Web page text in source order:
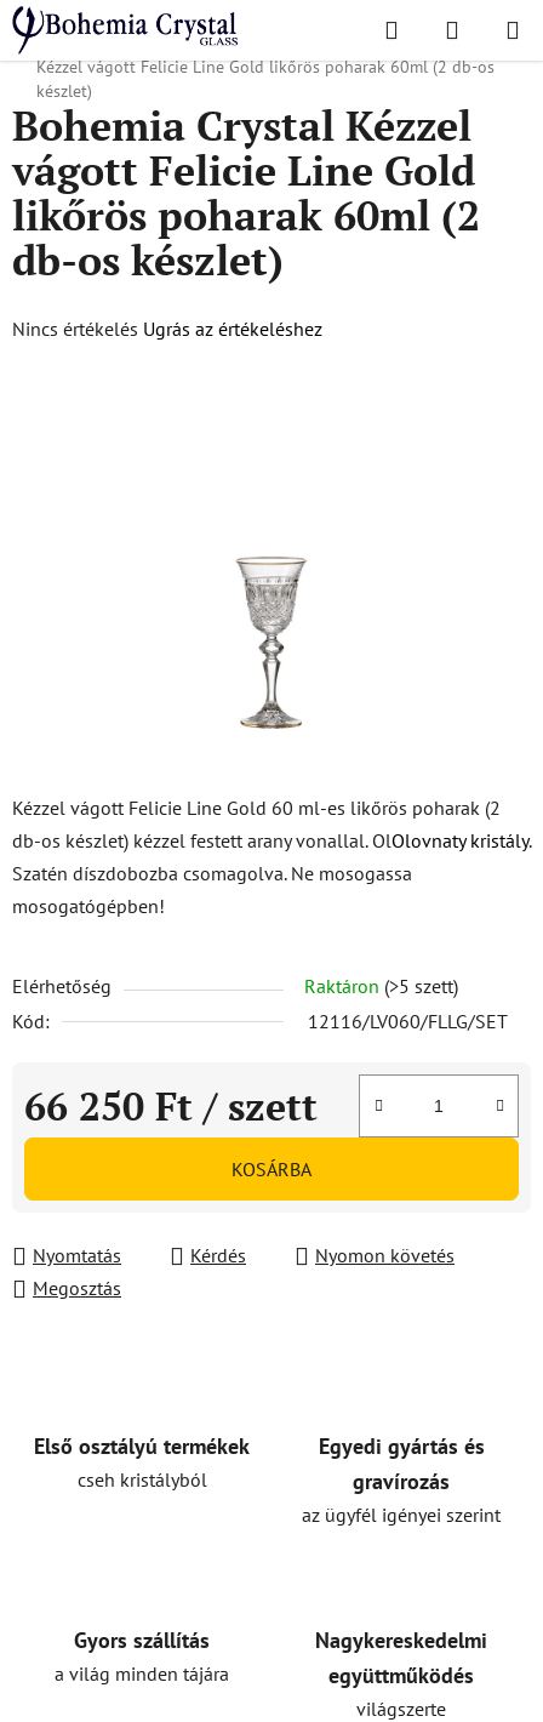
Ugrás
fő
tartalomhoz
Keresés KOSÁR
Kezdőlap
/ Népszerű kollekciók / Felicia Line Gold
Bohemia Crystal
Kézzel vágott Felicie Line Gold likőrös poharak 60ml (2 db-os
készlet)
Kézzel vágott Felicie Line Gold 60 ml-es likőrös poharak (2
db-os készlet) kézzel festett arany vonallal. OlOlovnaty kristály.
Szatén díszdobozba csomagolva. Ne mosogassa
mosogatógépben!
Elérhetőség Raktáron (>5 szett)
Kód:
12116/LV060/FLLG/SET
66 250 Ft / szett
Egységár:
KOSÁRBA
Nyomtatás Kérdés
Nyomon követés
Megosztás
Bohemia Crystal Kézzel
vágott Felicie Line Gold
likőrös poharak 60ml (2
db-os készlet)
A
Nincs értékelés Ugrás az értékeléshez
Első osztályú termékek
cseh kristályból
Egyedi gyártás és
gravírozás
az ügyfél igényei szerint
Gyors szállítás
a világ minden tájára
Nagykereskedelmi
együttműködés
világszerte